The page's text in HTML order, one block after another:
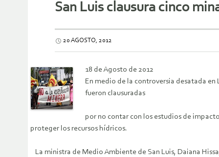
San Luis clausura cinco
20 AGOSTO, 2012
18 de Agosto de 2012
En medio de la controversia desatada
fueron clausuradas
por no contar con los estudios de
proteger los recursos hídricos.
La ministra de Medio Ambiente de San Luis, Daiana